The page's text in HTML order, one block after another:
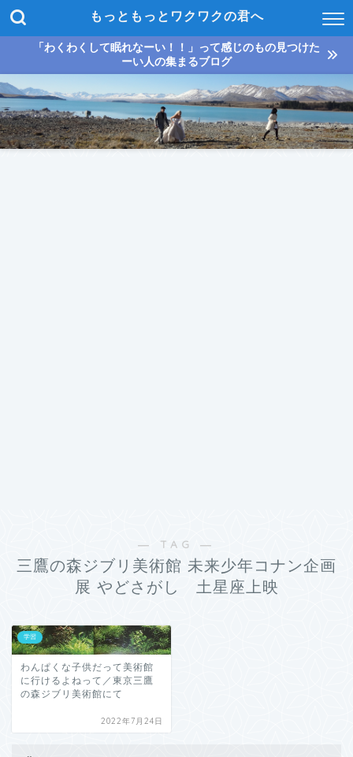
もっともっとワクワクの君へ
「わくわくして眠れなーい！！」って感じのもの見つけた
ーい人の集まるブログ
― TAG ―
三鷹の森ジブリ美術館 未来少年コナン企画
展 やどさがし 土星座上映
学習
わんぱくな子供だって美術館
に行けるよねって／東京三鷹
の森ジブリ美術館にて
2022年7月24日